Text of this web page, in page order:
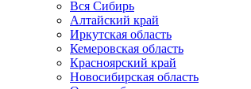
Вся Сибирь
Алтайский край
Иркутская область
Кемеровская область
Красноярский край
Новосибирская область